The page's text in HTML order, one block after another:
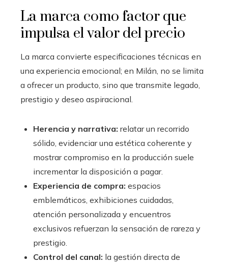
La marca como factor que
impulsa el valor del precio
La marca convierte especificaciones técnicas en
una experiencia emocional; en Milán, no se limita
a ofrecer un producto, sino que transmite legado,
prestigio y deseo aspiracional.
Herencia y narrativa: relatar un recorrido
sólido, evidenciar una estética coherente y
mostrar compromiso en la producción suele
incrementar la disposición a pagar.
Experiencia de compra: espacios
emblemáticos, exhibiciones cuidadas,
atención personalizada y encuentros
exclusivos refuerzan la sensación de rareza y
prestigio.
Control del canal: la gestión directa de